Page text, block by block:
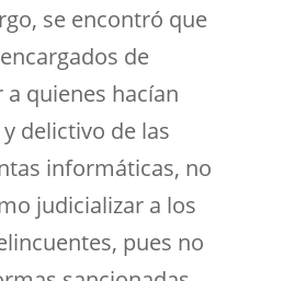
se encontró que
de
a quienes hacían
delictivo de las
informáticas, no
judicializar a los
pues no